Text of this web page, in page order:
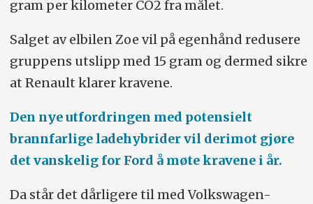
gram per kilometer CO2 fra målet.
Salget av elbilen Zoe vil på egenhånd redusere
gruppens utslipp med 15 gram og dermed sikre
at Renault klarer kravene.
Den nye utfordringen med potensielt
brannfarlige ladehybrider vil derimot gjøre
det vanskelig for Ford å møte kravene i år.
Da står det dårligere til med Volkswagen-